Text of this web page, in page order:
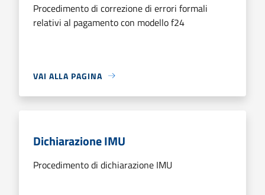
Procedimento di correzione di errori formali
relativi al pagamento con modello f24
VAI ALLA PAGINA
Dichiarazione IMU
Procedimento di dichiarazione IMU